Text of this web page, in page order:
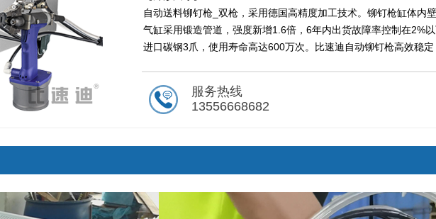
自动送料铆钉枪_双枪，采用德国高精度加工技术。铆钉枪缸体内
气缸采用锻造管道，强度新增1.6倍，6年内出货故障率控制在2%
进口碳钢3爪，使用寿命高达600万次。比速迪自动铆钉枪高效稳定
服务热线
13556668682